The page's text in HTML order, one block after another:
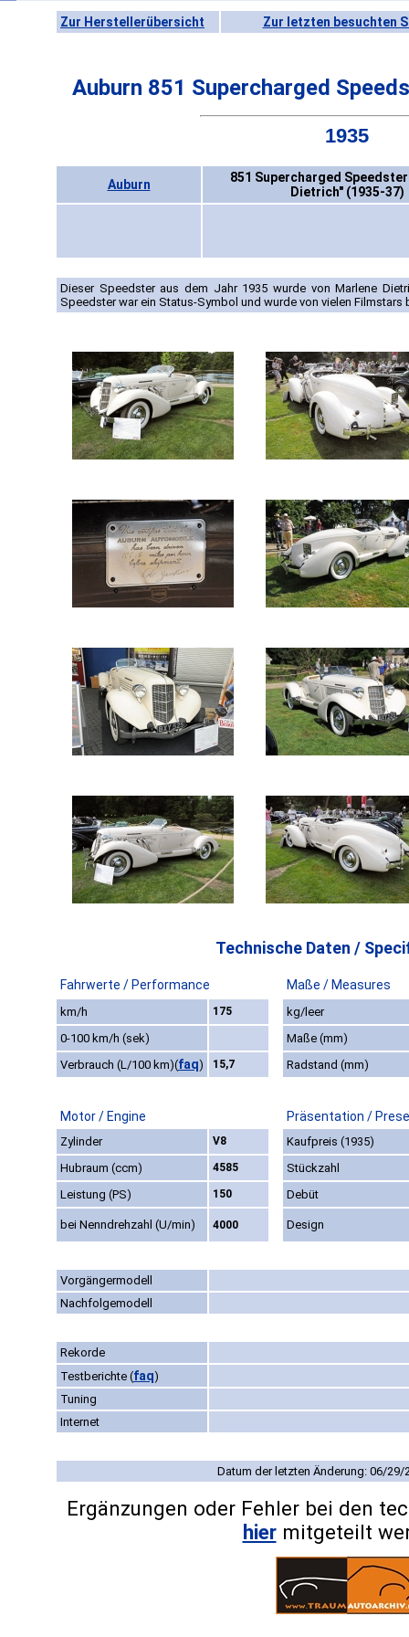
Zur Herstellerübersicht Zur letzten besuchten
Auburn 851 Supercharged
1935
Auburn
851 Supercharged
Dietrich" (1935-37)
Dieser Speedster aus dem Jahr 1935 wurde von Marlene
Speedster war ein Status-Symbol und wurde von vielen Filmstars
Technische Daten /
Fahrwerte / Performance Maße / Measures
km/h 175
kg/leer
0-100 km/h (sek)
Maße (mm)
Verbrauch (L/100 km)(faq) 15,7 Radstand (mm)
Motor / Engine Präsentation /
Zylinder V8
Kaufpreis (1935)
Hubraum (ccm)
4585
Stückzahl
Leistung (PS)
150 Debüt
bei Nenndrehzahl (U/min) 4000 Design
Vorgängermodell
Nachfolgemodell
Rekorde
Testberichte (faq)
Tuning
Internet
Datum der letzten Änderung: 06/29/
Ergänzungen oder Fehler bei den
hiermitgeteilt